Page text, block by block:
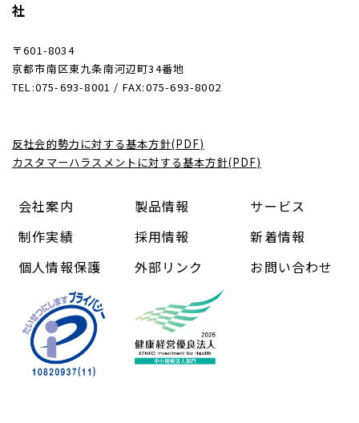
社
〒601-8034
京都市南区東九条南河辺町34番地
TEL:075-693-8001 / FAX:075-693-8002
反社会的勢力に対する基本方針(PDF)
カスタマーハラスメントに対する基本方針(PDF)
会社案内 製品情報
サービス
制作実績
採用情報
新着情報
個人情報保護
外部リンク お問い合わせ